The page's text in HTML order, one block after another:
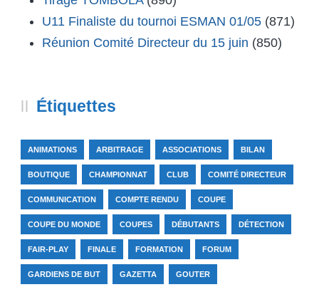
U11 Finaliste du tournoi ESMAN 01/05 (871)
Réunion Comité Directeur du 15 juin (850)
Étiquettes
ANIMATIONS ARBITRAGE ASSOCIATIONS BILAN
BOUTIQUE CHAMPIONNAT CLUB COMITÉ DIRECTEUR
COMMUNICATION COMPTE RENDU COUPE
COUPE DU MONDE COUPES DÉBUTANTS DÉTECTION
FAIR-PLAY FINALE FORMATION FORUM
GARDIENS DE BUT GAZETTA GOUTER